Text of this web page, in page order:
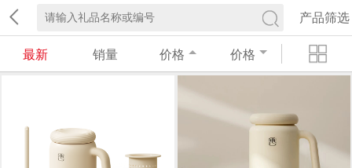
产品筛选
最新 销量 价格 价格